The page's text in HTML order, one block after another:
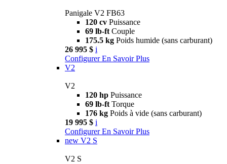
Panigale V2 FB63
120 cv Puissance
69 lb-ft Couple
175.5 kg Poids humide (sans carburant)
26 995 $ i
Configurer En Savoir Plus
V2
V2
120 hp Puissance
69 lb-ft Torque
176 kg Poids à vide (sans carburant)
19 995 $ i
Configurer En Savoir Plus
new V2 S
V2 S